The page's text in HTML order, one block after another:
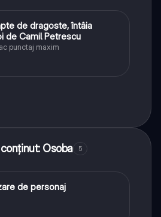
de dragoste, întâia
de Camil Petrescu
punctaj maxim
Osoba 5
de personaj